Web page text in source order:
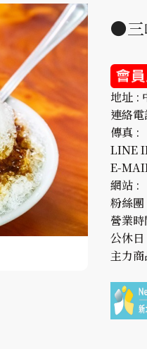
●三
地址 :
連絡
傳真 :
LINE
E-
網站 :
粉絲團
營業
公休日
主力